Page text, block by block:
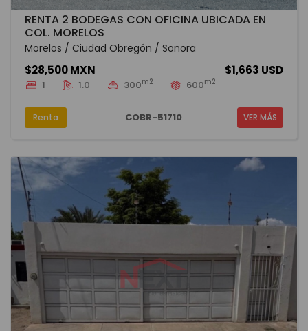
RENTA 2 BODEGAS CON OFICINA UBICADA EN
COL. MORELOS
Morelos / Ciudad Obregón / Sonora
$28,500 MXN $1,663 USD
1 1.0 300m2 600m2
Renta COBR-51710 VER MÁS